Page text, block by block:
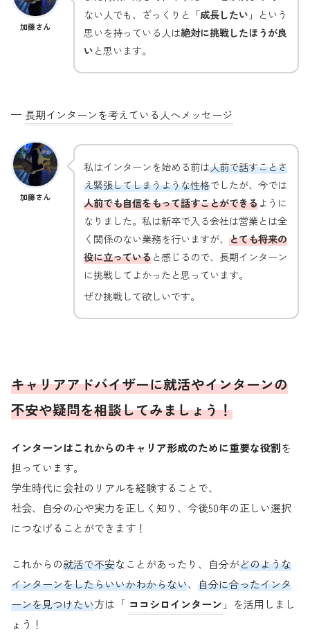
加藤さん
ない人でも、ざっくりと「成長したい 」という
思いを持っている人は絶対に挑戦したほうが良
いと思います。
— 長期インターンを考えている人へメッセージ
加藤さん
私はインターンを始める前は人前で話すことさ
え緊張してしまうような性格でしたが、今では
人前でも自信をもって話すことができるように
なりました。私は新卒で入る会社は営業とは全
く関係のない業務を行いますが、 とても将来の
役に立っていると感じるので、長期インターン
に挑戦してよかったと思っています。
ぜひ挑戦して欲しいです。
キャリアアドバイザーに就活やインターンの
不安や疑問を相談してみましょう！
インターンはこれからのキャリア形成のために重要な役割を
担っています。
学生時代に会社のリアルを経験することで、
社会、自分の心や実力を正しく知り、今後50年の正しい選択
につなげることができます！
これからの就活で不安なことがあったり、自分がどのような
インターンをしたらいいかわからない、 自分に合ったインタ
ーンを見つけたい方は「 ココシロインターン 」を活用しまし
ょう！